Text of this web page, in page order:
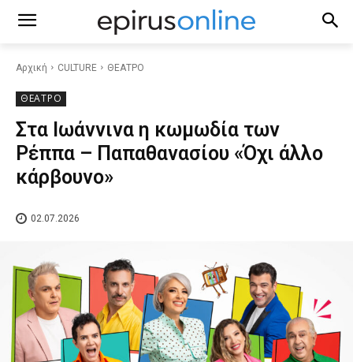
Αρχική CULTURE ΘΕΑΤΡΟ
ΘΕΑΤΡΟ
Στα Ιωάννινα η κωμωδία των
Ρέππα – Παπαθανασίου «Όχι άλλο
κάρβουνο»
02.07.2026